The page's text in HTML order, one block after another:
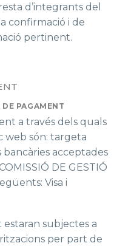
d’integrants del
confirmació i de
pertinent.
PAGAMENT
a través dels quals
web són: targeta
bancàries acceptades
DE GESTIÓ
Visa i
subjectes a
per part de